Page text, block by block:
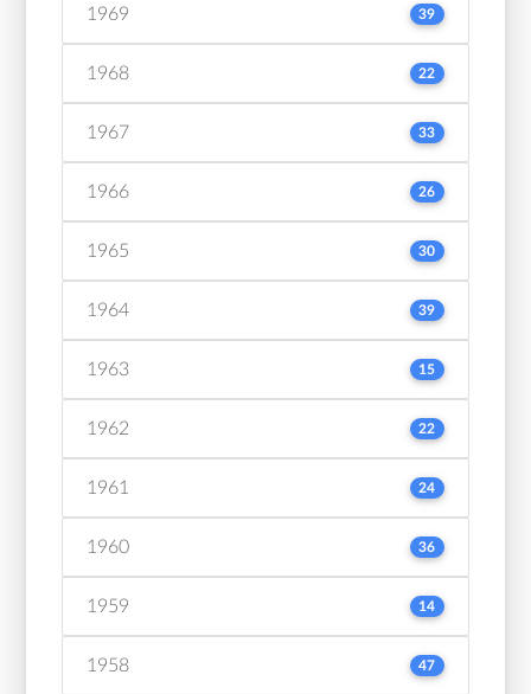
1969 39
1968 22
1967 33
1966 26
1965 30
1964 39
1963 15
1962 22
1961 24
1960 36
1959 14
1958 47